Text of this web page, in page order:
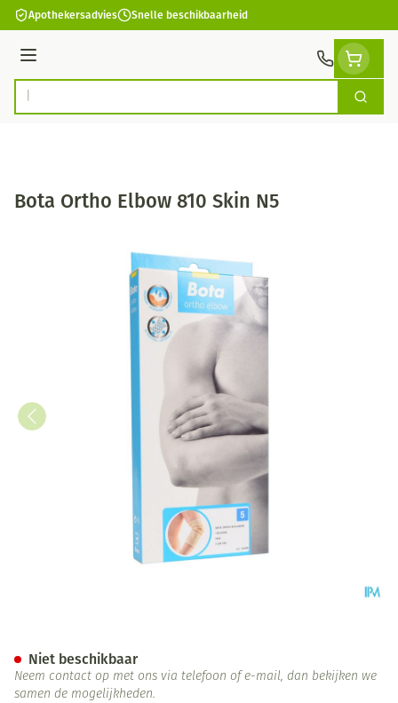
Ga naar de inhoud
Apothekersadvies Snelle beschikbaarheid
Menu
Product, merk, categorie... Zoek
Bota Ortho Elbow 810 Skin N5
Niet beschikbaar
Neem contact op met ons via telefoon of e-mail, dan bekijken we
samen de mogelijkheden.